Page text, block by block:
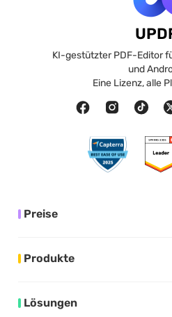
KI-gestützter PDF-Editor
und
Eine Lizenz, alle
Preise
Produkte
Lösungen